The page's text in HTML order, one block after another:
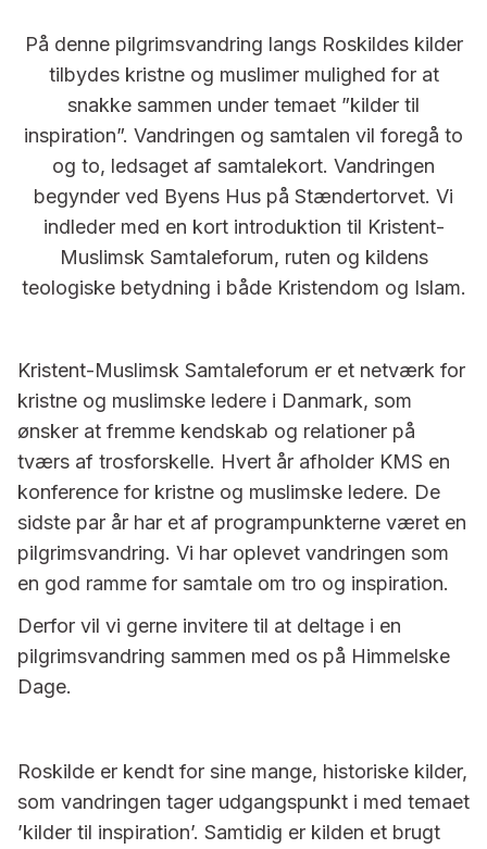
På denne pilgrimsvandring langs Roskildes kilder
tilbydes kristne og muslimer mulighed for at
snakke sammen under temaet ”kilder til
inspiration”. Vandringen og samtalen vil foregå to
og to, ledsaget af samtalekort. Vandringen
begynder ved Byens Hus på Stændertorvet. Vi
indleder med en kort introduktion til Kristent-
Muslimsk Samtaleforum, ruten og kildens
teologiske betydning i både Kristendom og Islam.
Kristent-Muslimsk Samtaleforum er et netværk for
kristne og muslimske ledere i Danmark, som
ønsker at fremme kendskab og relationer på
tværs af trosforskelle. Hvert år afholder KMS en
konference for kristne og muslimske ledere. De
sidste par år har et af programpunkterne været en
pilgrimsvandring. Vi har oplevet vandringen som
en god ramme for samtale om tro og inspiration.
Derfor vil vi gerne invitere til at deltage i en
pilgrimsvandring sammen med os på Himmelske
Dage.
Roskilde er kendt for sine mange, historiske kilder,
som vandringen tager udgangspunkt i med temaet
’kilder til inspiration’. Samtidig er kilden et brugt